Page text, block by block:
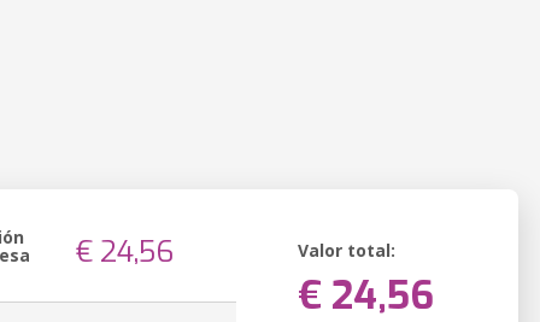
€ 24,56 Valor total:
€ 24,56